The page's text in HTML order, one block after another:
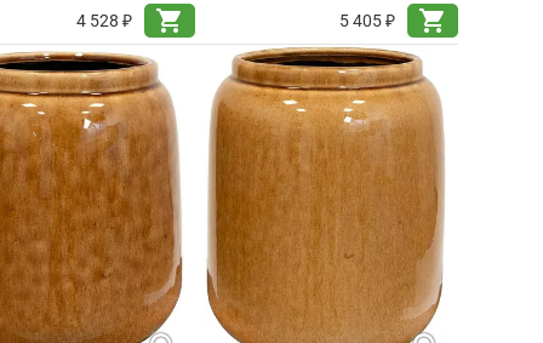
4 528 ₽
shopping_cart
5 405 ₽
shopping_cart